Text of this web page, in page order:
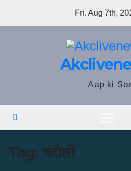
Fri. Aug 7th,
Aap ki
Tag:चंदौली